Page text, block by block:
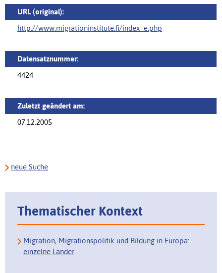
URL (original):
http://www.migrationinstitute.fi/index_e.php
Datensatznummer:
4424
Zuletzt geändert am:
07.12.2005
neue Suche
Thematischer Kontext
Migration, Migrationspolitik und Bildung in Europa:
einzelne Länder